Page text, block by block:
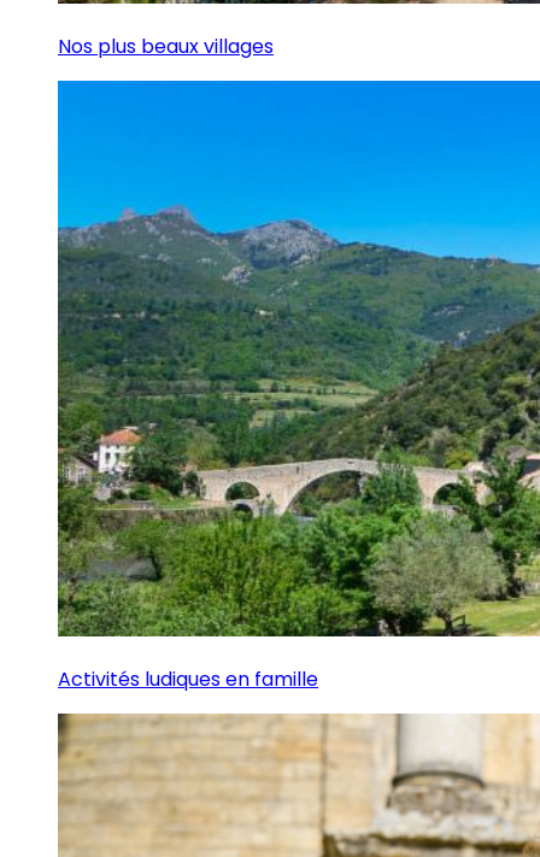
Nos plus beaux villages
Activités ludiques en famille